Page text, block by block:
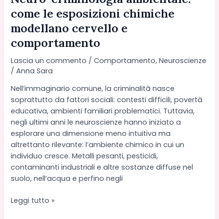
come le esposizioni chimiche
modellano cervello e
comportamento
Lascia un commento /Comportamento,Neuroscienze
/Anna Sara
Nell’immaginario comune, la criminalità nasce
soprattutto da fattori sociali: contesti difficili, povertà
educativa, ambienti familiari problematici. Tuttavia,
negli ultimi anni le neuroscienze hanno iniziato a
esplorare una dimensione meno intuitiva ma
altrettanto rilevante: l’ambiente chimico in cui un
individuo cresce. Metalli pesanti, pesticidi,
contaminanti industriali e altre sostanze diffuse nel
suolo, nell’acqua e perfino negli
Neuro-
Leggi tutto »